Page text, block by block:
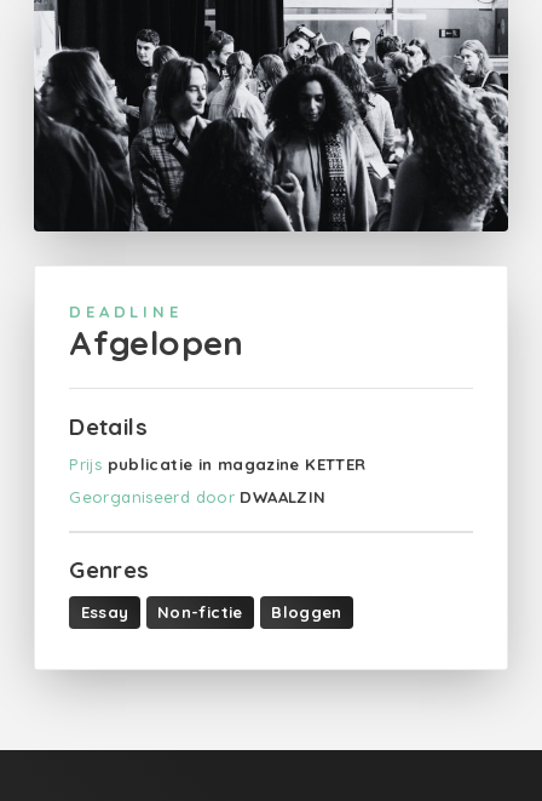
DEADLINE
Afgelopen
Details
Prijs publicatie in magazine KETTER
Georganiseerd door DWAALZIN
Genres
Essay Non-fictie Bloggen